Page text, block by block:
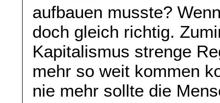
aufbauen musste?
doch gleich richtig.
Kapitalismus strenge
mehr so weit kommen
nie mehr sollte die